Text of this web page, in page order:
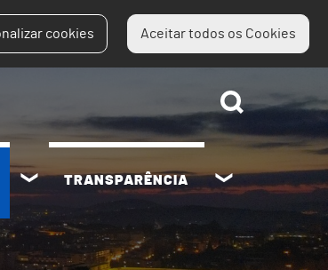
cookies Aceitar todos os Cookies
TRANSPARÊNCIA